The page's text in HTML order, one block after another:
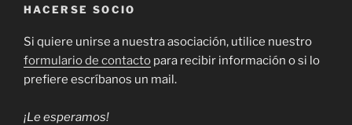
HACERSE SOCIO
Si quiere unirse a nuestra asociación, utilice nuestro
formulario de contacto para recibir información o si lo
prefiere escríbanos un mail.
¡Le esperamos!